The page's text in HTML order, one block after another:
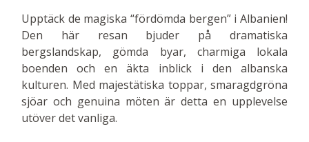
Upptäck de magiska “fördömda bergen” i Albanien!
Den här resan bjuder på dramatiska
bergslandskap, gömda byar, charmiga lokala
boenden och en äkta inblick i den albanska
kulturen. Med majestätiska toppar, smaragdgröna
sjöar och genuina möten är detta en upplevelse
utöver det vanliga.